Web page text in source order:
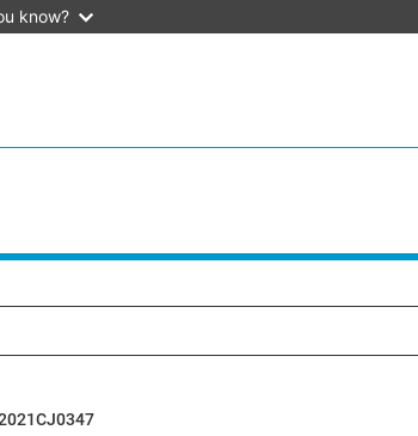
know?